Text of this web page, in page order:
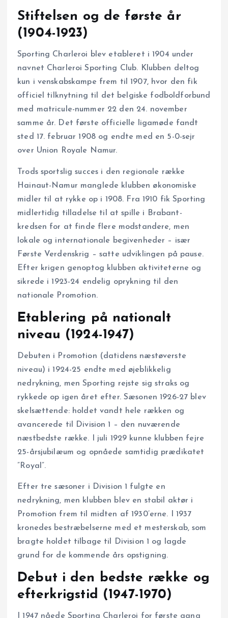
Stiftelsen og de første år
(1904-1923)
Sporting Charleroi blev etableret i 1904 under
navnet Charleroi Sporting Club. Klubben deltog
kun i venskabs­kampe frem til 1907, hvor den fik
officiel tilknytning til det belgiske fodboldforbund
med matricule-nummer 22 den 24. november
samme år. Det første officielle ligamøde fandt
sted 17. februar 1908 og endte med en 5-0-sejr
over Union Royale Namur.
Trods sportslig succes i den regionale række
Hainaut-Namur manglede klubben økonomiske
midler til at rykke op i 1908. Fra 1910 fik Sporting
midlertidig tilladelse til at spille i Brabant-
kredsen for at finde flere modstandere, men
lokale og internationale begivenheder – især
Første Verdenskrig – satte udviklingen på pause.
Efter krigen genoptog klubben aktiviteterne og
sikrede i 1923-24 endelig oprykning til den
nationale Promotion.
Etablering på nationalt
niveau (1924-1947)
Debuten i Promotion (datidens næstøverste
niveau) i 1924-25 endte med øjeblikkelig
nedrykning, men Sporting rejste sig straks og
rykkede op igen året efter. Sæsonen 1926-27 blev
skelsættende: holdet vandt hele rækken og
avancerede til Division 1 – den nuværende
næstbedste række. I juli 1929 kunne klubben fejre
25-årsjubilæum og opnåede samtidig prædikatet
”Royal”.
Efter tre sæsoner i Division 1 fulgte en
nedrykning, men klubben blev en stabil aktør i
Promotion frem til midten af 1930’erne. I 1937
kronedes bestræbelserne med et mesterskab, som
bragte holdet tilbage til Division 1 og lagde
grund for de kommende års opstigning.
Debut i den bedste række og
efterkrigstid (1947-1970)
I 1947 nåede Sporting Charleroi for første gang